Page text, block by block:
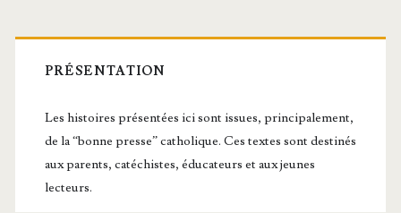
la Croix
publications
Barre
latérale
principale
PRÉSENTATION
Les histoires présentées ici sont issues, principalement,
de la “bonne presse” catholique. Ces textes sont destinés
aux parents, catéchistes, éducateurs et aux jeunes
lecteurs.